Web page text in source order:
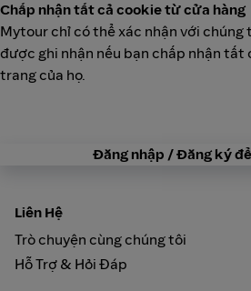
Chấp nhận tất cả cookie từ cửa hàng
Mytour chỉ có thể xác nhận với chúng
được ghi nhận nếu bạn chấp nhận
trang của họ.
Đăng nhập / Đăng ký
Liên Hệ
Trò chuyện cùng chúng tôi
Hỗ Trợ & Hỏi Đáp